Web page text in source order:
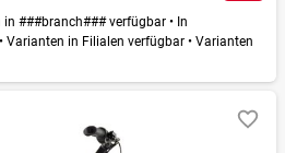
in ###branch### verfügbar • In
• Varianten in Filialen verfügbar • Varianten